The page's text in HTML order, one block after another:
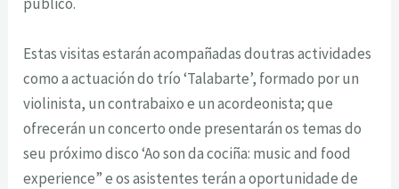
público.
Estas visitas estarán acompañadas doutras actividades
como a actuación do trío ‘Talabarte’, formado por un
violinista, un contrabaixo e un acordeonista; que
ofrecerán un concerto onde presentarán os temas do
seu próximo disco ‘Ao son da cociña: music and food
experience” e os asistentes terán a oportunidade de